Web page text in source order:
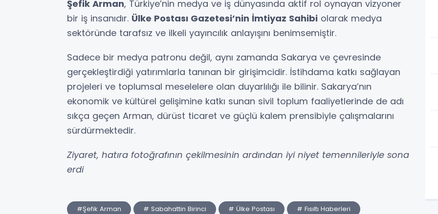
Şefik Arman, Türkiye’nin medya ve iş dünyasında aktif rol oynayan vizyoner
bir iş insanıdır. Ülke Postası Gazetesi’nin İmtiyaz Sahibi olarak medya
sektöründe tarafsız ve ilkeli yayıncılık anlayışını benimsemiştir.
Sadece bir medya patronu değil, aynı zamanda Sakarya ve çevresinde
gerçekleştirdiği yatırımlarla tanınan bir girişimcidir. İstihdama katkı sağlayan
projeleri ve toplumsal meselelere olan duyarlılığı ile bilinir. Sakarya’nın
ekonomik ve kültürel gelişimine katkı sunan sivil toplum faaliyetlerinde de adı
sıkça geçen Arman, dürüst ticaret ve güçlü kalem prensibiyle çalışmalarını
sürdürmektedir.
Ziyaret, hatıra fotoğrafının çekilmesinin ardından iyi niyet temennileriyle sona
erdi
#Şefik Arman # Sabahattin Birinci # Ülke Postası
# Fısıltı Haberleri